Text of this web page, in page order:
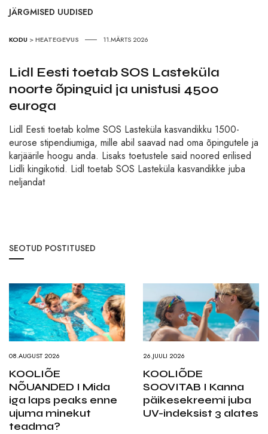
JÄRGMISED UUDISED
KODU >HEATEGEVUS 11.MÄRTS 2026
Lidl Eesti toetab SOS Lasteküla
noorte õpinguid ja unistusi 4500
euroga
Lidl Eesti toetab kolme SOS Lasteküla kasvandikku 1500-
eurose stipendiumiga, mille abil saavad nad oma õpingutele ja
karjäärile hoogu anda. Lisaks toetustele said noored erilised
Lidli kingikotid. Lidl toetab SOS Lasteküla kasvandikke juba
neljandat
SEOTUD POSTITUSED
08.AUGUST 2026
KOOLIÕE
NÕUANDED I Mida
iga laps peaks enne
ujuma minekut
teadma?
26.JUULI 2026
KOOLIÕDE
SOOVITAB I Kanna
päikesekreemi juba
UV-indeksist 3 alates